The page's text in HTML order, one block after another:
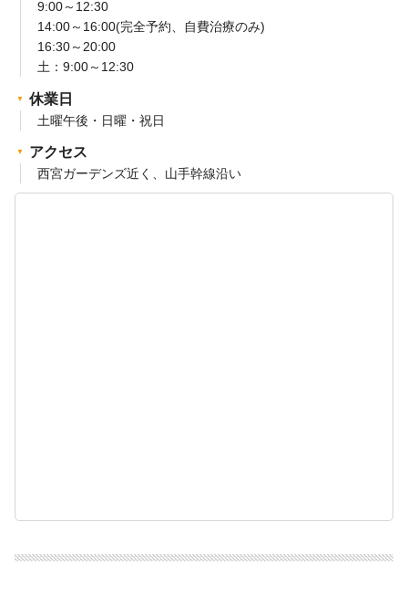
9:00～12:30
14:00～16:00(完全予約、自費治療のみ)
16:30～20:00
土：9:00～12:30
休業日
土曜午後・日曜・祝日
アクセス
西宮ガーデンズ近く、山手幹線沿い